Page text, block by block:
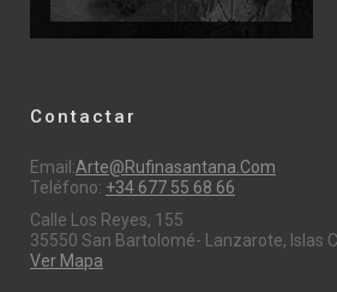
Contactar
Email:Arte@rufinasantana.com
Teléfono: +34 677 55 68 66
Calle Los Reyes, 155
35550 San Bartolomé- Lanzarote, Islas
Ver Mapa